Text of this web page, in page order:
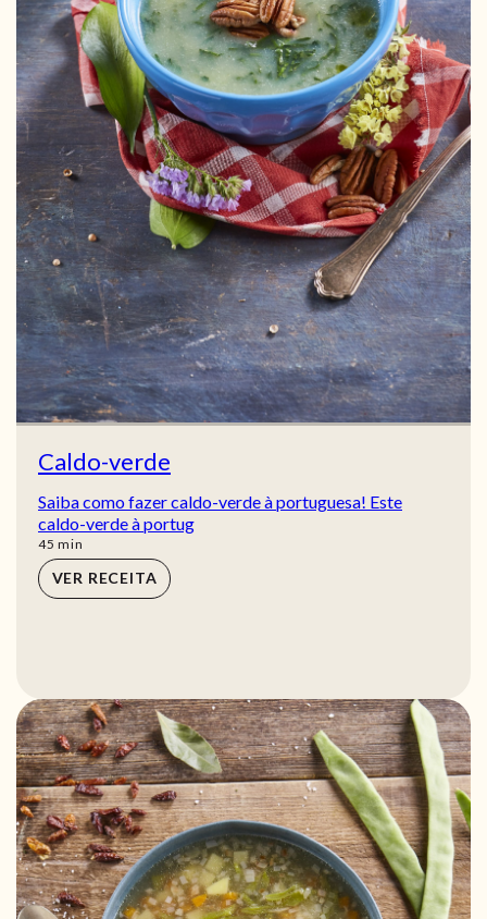
Caldo-verde
Saiba como fazer caldo-verde à portuguesa! Este
caldo-verde à portug
45 min
min
VER RECEITA